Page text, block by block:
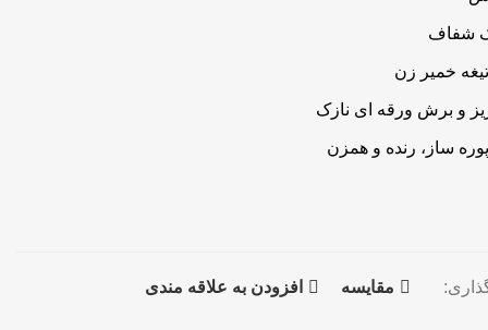
شفاف
خمیر زن
مقايسه افزودن به علاقه مندی